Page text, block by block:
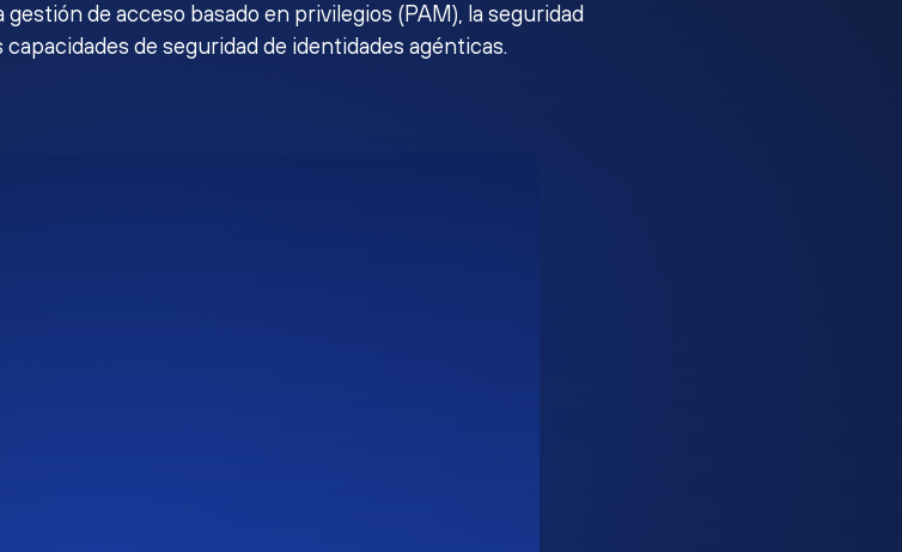
de acceso basado en privilegios (PAM), la seguridad
de seguridad de identidades agénticas.